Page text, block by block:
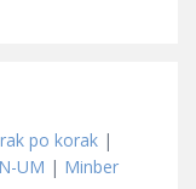
po korak |
N-UM | Minber